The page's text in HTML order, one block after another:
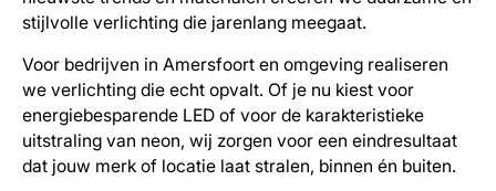
stijlvolle verlichting die jarenlang meegaat.
Voor bedrijven in Amersfoort en omgeving realiseren
we verlichting die echt opvalt. Of je nu kiest voor
energiebesparende LED of voor de karakteristieke
uitstraling van neon, wij zorgen voor een eindresultaat
dat jouw merk of locatie laat stralen, binnen én buiten.